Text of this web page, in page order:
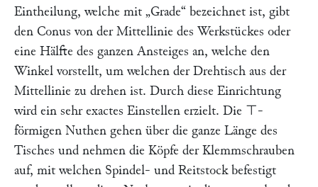
Eintheilung, welche mit „Grade“ bezeichnet ist, gibt
den Conus von der Mittellinie des Werkstückes oder
eine Hälfte des ganzen Ansteiges an, welche den
Winkel vorstellt, um welchen der Drehtisch aus der
Mittellinie zu drehen ist. Durch diese Einrichtung
wird ein sehr exactes Einstellen erzielt. Die ⊤-
förmigen Nuthen gehen über die ganze Länge des
Tisches und nehmen die Köpfe der Klemmschrauben
auf, mit welchen Spindel- und Reitstock befestigt